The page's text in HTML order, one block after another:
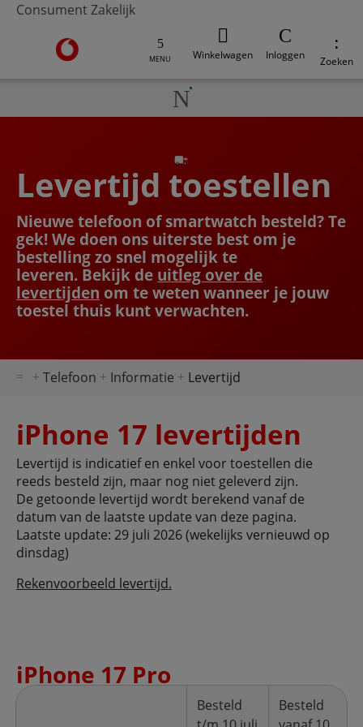
Consument Zakelijk
Ga naar de Vodafone homepage
MENU Winkelwagen Inloggen Zoeken
Levertijd toestellen
Nieuwe telefoon of smartwatch besteld? Te
gek! We doen ons uiterste best om je
bestelling zo snel mogelijk te
leveren. Bekijk de uitleg over de
levertijden om te weten wanneer je jouw
toestel thuis kunt verwachten.
Telefoon Informatie Levertijd
iPhone 17 levertijden
Levertijd is indicatief en enkel voor toestellen die
reeds besteld zijn, maar nog niet geleverd zijn.
De getoonde levertijd wordt berekend vanaf de
datum van de laatste update van deze pagina.
Laatste update: 29 juli 2026 (wekelijks vernieuwd op
dinsdag)
Rekenvoorbeeld levertijd.
iPhone 17 Pro
Besteld
Besteld